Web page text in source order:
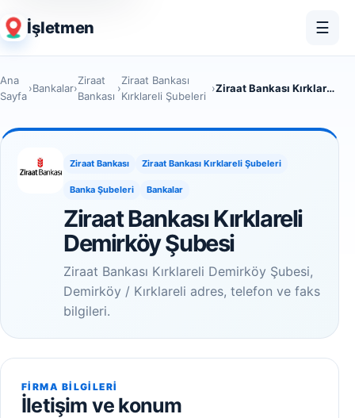
İşletmen ☰
Ana
Sayfa
›Bankalar›
Ziraat
Bankası
›
Ziraat Bankası
Kırklareli Şubeleri
› Ziraat Bankası Kırklareli Demirköy Şubesi
Ziraat Bankası Ziraat Bankası Kırklareli Şubeleri
Banka Şubeleri Bankalar
Ziraat Bankası Kırklareli
Demirköy Şubesi
Ziraat Bankası Kırklareli Demirköy Şubesi,
Demirköy / Kırklareli adres, telefon ve faks
bilgileri.
FIRMA BILGILERI
İletişim ve konum